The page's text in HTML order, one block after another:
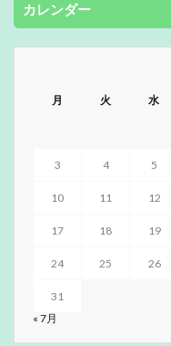
カレンダー
月 火 水
3 4 5
10 11 12
17 18 19
24 25 26
31
« 7月